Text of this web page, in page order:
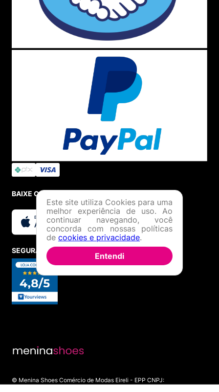
WHATSAPP
(11) 4380-6061
Seg. à Quin. 07h00 às 17h00.
Sex. 08h00 às 17h00.
FORMAS DE PAGAMENTO
Este site utiliza Cookies para uma
melhor experiência de uso. Ao
continuar navegando, você
concorda com nossas políticas
de cookies e privacidade.
Entendi